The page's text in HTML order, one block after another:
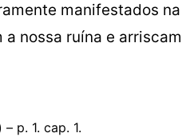
manifestados
nossa ruína e
p. 1. cap. 1.